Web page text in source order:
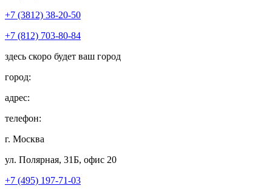
+7 (3812) 38-20-50
+7 (812) 703-80-84
здесь скоро будет ваш город
город:
адрес:
телефон:
г. Москва
ул. Полярная, 31Б, офис 20
+7 (495) 197-71-03